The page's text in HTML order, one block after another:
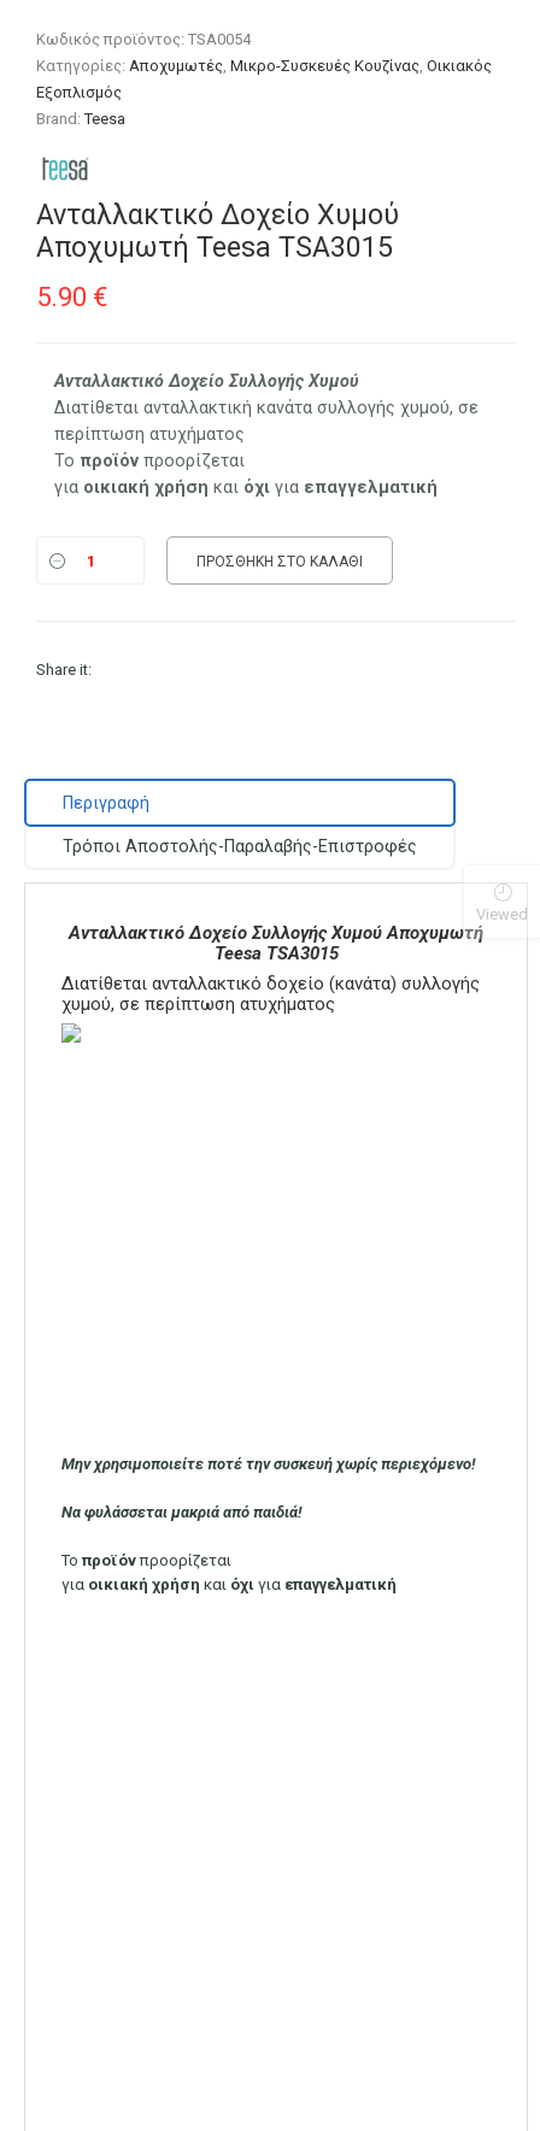
Κωδικός προϊόντος:TSA0054
Κατηγορίες:Αποχυμωτές,Μικρο-Συσκευές Κουζίνας,Οικιακός
Εξοπλισμός
Brand:Teesa
Ανταλλακτικό Δοχείο Χυμού
Αποχυμωτή Teesa TSA3015
5.90 €
Ανταλλακτικό Δοχείο Συλλογής Χυμού
Διατίθεται ανταλλακτική κανάτα συλλογής χυμού, σε
περίπτωση ατυχήματος
Το προϊόν προορίζεται
για οικιακή χρήση και όχι για επαγγελματική
ΠΡΟΣΘΉΚΗ ΣΤΟ ΚΑΛΆΘΙ
Share it:
Περιγραφή
Τρόποι Αποστολής-Παραλαβής-Επιστροφές
Ανταλλακτικό Δοχείο Συλλογής Χυμού Αποχυμωτή
Teesa TSA3015
Διατίθεται ανταλλακτικό δοχείο (κανάτα) συλλογής
χυμού, σε περίπτωση ατυχήματος
Μην χρησιμοποιείτε ποτέ την συσκευή χωρίς περιεχόμενο!
Να φυλάσσεται μακριά από παιδιά!
Τοπροϊόνπροορίζεται
για οικιακή χρήση και όχι για επαγγελματική
Viewed